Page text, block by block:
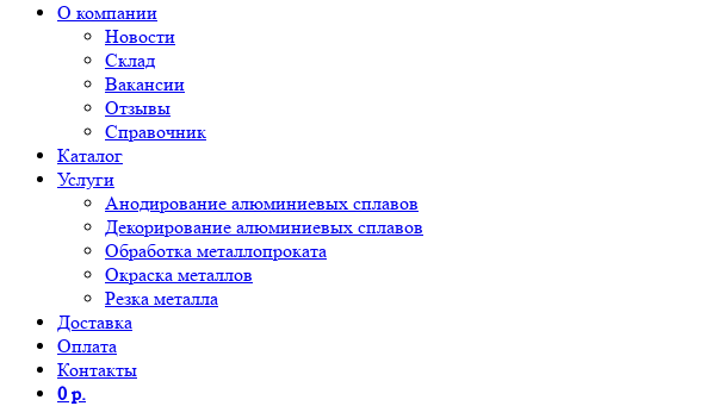
О компании
Новости
Склад
Вакансии
Отзывы
Справочник
Каталог
Услуги
Анодирование алюминиевых сплавов
Декорирование алюминиевых сплавов
Обработка металлопроката
Окраска металлов
Резка металла
Доставка
Оплата
Контакты
0 р.